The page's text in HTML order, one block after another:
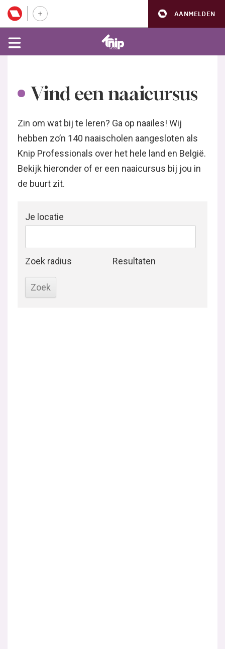
AANMELDEN
Vind een naaicursus
Zin om wat bij te leren? Ga op naailes! Wij
hebben zo’n 140 naaischolen aangesloten als
Knip Professionals over het hele land en België.
Bekijk hieronder of er een naaicursus bij jou in
de buurt zit.
Je locatie
Zoek radius Resultaten